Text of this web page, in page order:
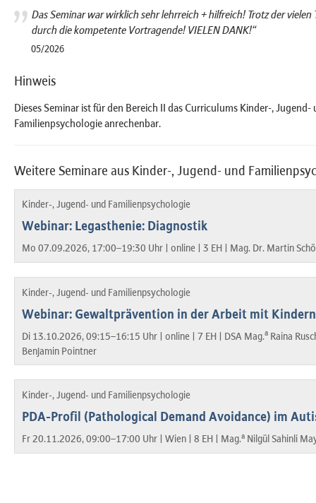
Das Seminar war wirklich sehr lehrreich + hilfreich! Trotz der vielen
durch die kompetente Vortragende! VIELEN DANK!“
05/2026
Hinweis
Dieses Seminar ist für den Bereich II das Curriculums Kinder-, Jugend-
Familienpsychologie anrechenbar.
Weitere Seminare aus Kinder-, Jugend- und
Kinder-, Jugend- und Familienpsychologie
Webinar: Legasthenie: Diagnostik
Mo 07.09.2026, 17:00–19:30 Uhr | online | 3 EH | Mag. Dr. Martin
Kinder-, Jugend- und Familienpsychologie
Webinar: Gewaltprävention in der Arbeit mit
Di 13.10.2026, 09:15–16:15 Uhr | online | 7 EH | DSA Mag.a Raina
Benjamin Pointner
Kinder-, Jugend- und Familienpsychologie
PDA-Profil (Pathological Demand Avoidance) im
Fr 20.11.2026, 09:00–17:00 Uhr | Wien | 8 EH | Mag.a Nilgül Sahinli